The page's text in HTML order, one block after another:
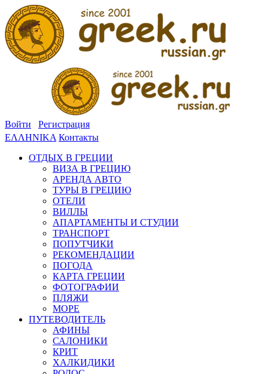
Войти
Регистрация
ΕΛΛΗΝΙΚΑ Контакты
ОТДЫХ В ГРЕЦИИ
ВИЗА В ГРЕЦИЮ
АРЕНДА АВТО
ТУРЫ В ГРЕЦИЮ
ОТЕЛИ
ВИЛЛЫ
АПАРТАМЕНТЫ И СТУДИИ
ТРАНСПОРТ
ПОПУТЧИКИ
РЕКОМЕНДАЦИИ
ПОГОДА
КАРТА ГРЕЦИИ
ФОТОГРАФИИ
ПЛЯЖИ
МОРЕ
ПУТЕВОДИТЕЛЬ
АФИНЫ
САЛОНИКИ
КРИТ
ХАЛКИДИКИ